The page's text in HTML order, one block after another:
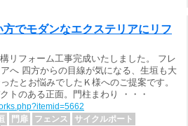
でモダンなエクステリアにリフ
リフォーム工事完成いたしました。 フレ
へ 四方からの目線が気になる、生垣も大
たとお悩みでしたＫ様へのご提案です。
トのある正面。門柱まわり ・・・
門扉 フェンス
サイクルポート